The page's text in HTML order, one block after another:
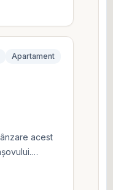
de un garaj
acces facil
EUR.
Apartament
acest